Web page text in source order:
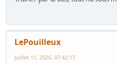
LePouilleux
Juillet 11, 2026, 07:42:17